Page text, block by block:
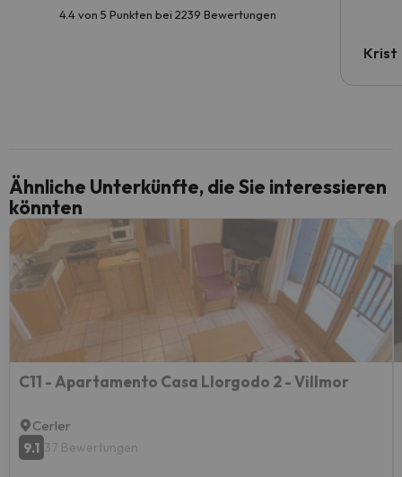
4.4 von 5 Punkten bei 2239 Bewertungen
Krist
Ähnliche Unterkünfte, die Sie interessieren
könnten
C11 - Apartamento Casa Llorgodo 2 - Villmor
Cerler
9.1 37 Bewertungen